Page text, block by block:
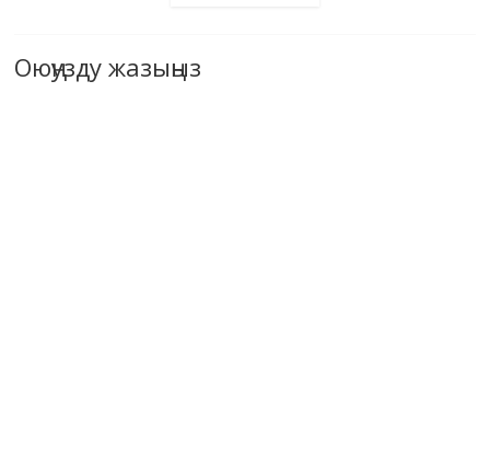
Оюңузду жазыңыз